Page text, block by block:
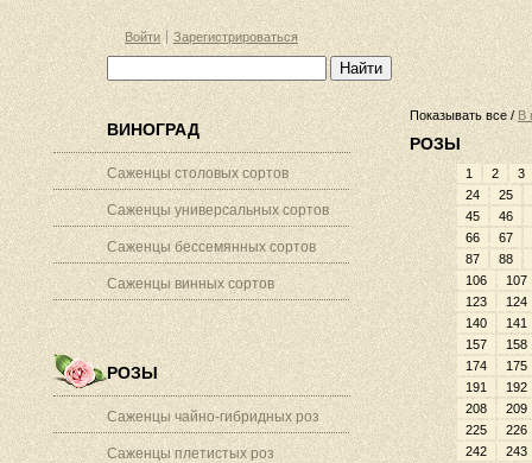
Войти Зарегистрироваться
ВИНОГРАД
Саженцы столовых сортов
Саженцы универсальных сортов
Саженцы бессемянных сортов
Саженцы винных сортов
РОЗЫ
Саженцы чайно-гибридных роз
Саженцы плетистых роз
Показывать все / В
РОЗЫ
1 2
3
24
25
45
46
66
67
87
88
106
107
123
124
140
141
157
158
174
175
191
192
208
209
225
226
242
243